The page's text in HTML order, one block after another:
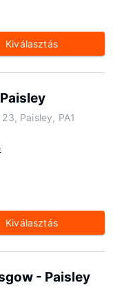
Kiválasztás
Paisley, PA1
Kiválasztás
- Paisley